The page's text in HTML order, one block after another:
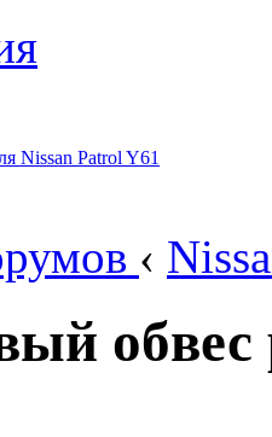
‹
обвес